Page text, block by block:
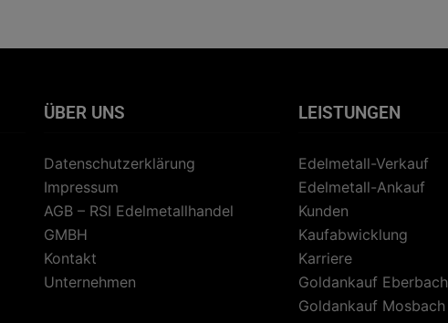
ÜBER UNS
Datenschutzerklärung
Impressum
AGB – RSI Edelmetallhandel
GMBH
Kontakt
Unternehmen
LEISTUNGEN
Edelmetall-Verkauf
Edelmetall-Ankauf
Kunden
Kaufabwicklung
Karriere
Goldankauf Eberbach
Goldankauf Mosbach